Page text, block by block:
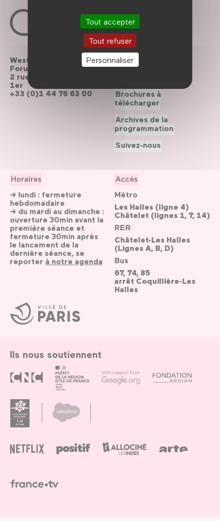
Tout accepter
Tout refuser
Personnaliser
Ville
de
Paris
Westfield
Forum des Halles
2 rue du cinéma, Paris
1er
+33 (0)1 44 76 63 00
Horaires
→ lundi : fermeture
hebdomadaire
→ du mardi au dimanche :
ouverture 30min avant la
première séance et
fermeture 30min après
le lancement de la
dernière séance, se
reporter à notre agenda
Accès
Métro
Les Halles (ligne 4)
Châtelet (lignes 1, 7, 14)
RER
Châtelet-Les Halles
(Lignes A, B, D)
Bus
67, 74, 85
arrêt Coquillière-Les
Halles
Contactez-nous
Brochures à
télécharger
Archives de la
programmation
Suivez-nous
Ils nous soutiennent